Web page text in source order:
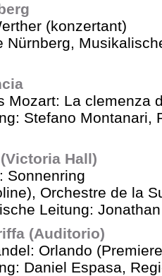
(konzertant)
Nürnberg,
Mozart: La clemenza
Stefano Montanari,
Hall)
Sonnenring
Orchestre de la
Leitung:
(Auditorio)
Orlando
Daniel Espasa,